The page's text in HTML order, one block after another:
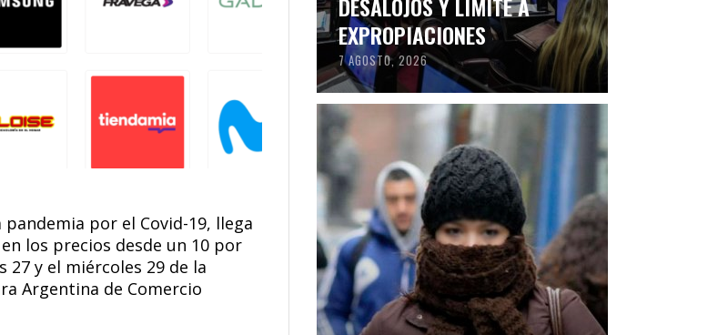
por el Covid-19, llega
los precios desde un 10 por
y el miércoles 29 de la
Argentina de Comercio
EXPROPIACIONES
7 AGOSTO, 2026